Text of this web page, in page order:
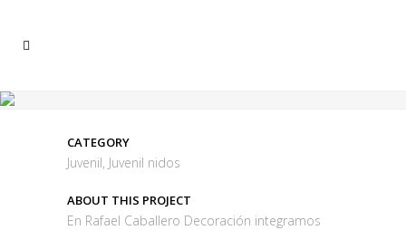
CATEGORY
Juvenil, Juvenil nidos
ABOUT THIS PROJECT
En Rafael Caballero Decoración integramos